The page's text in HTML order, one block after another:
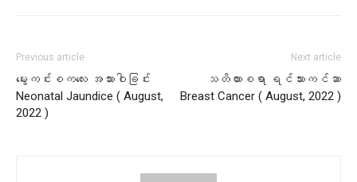
Previous article
မွေးကင်းစကလေး အသားဝါခြင်း
Neonatal Jaundice ( August,
2022 )
Next article
သတိထားစရာ ရင်သားကင်ဆာ
Breast Cancer ( August, 2022 )